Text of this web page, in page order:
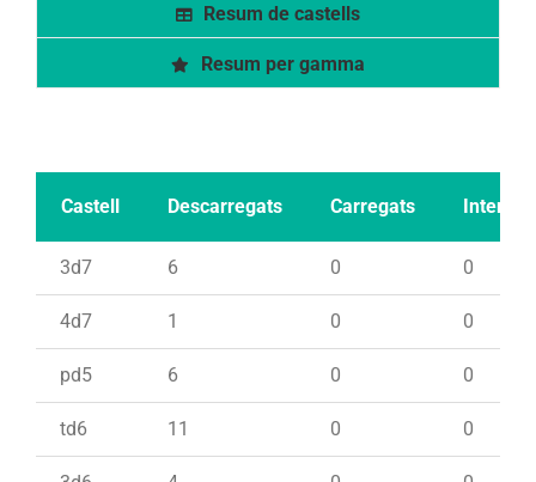
Resum de castells
Resum per gamma
Castell Descarregats Carregats Intents
3d7 6 0 0
4d7 1 0 0
pd5 6 0 0
td6 11 0 0